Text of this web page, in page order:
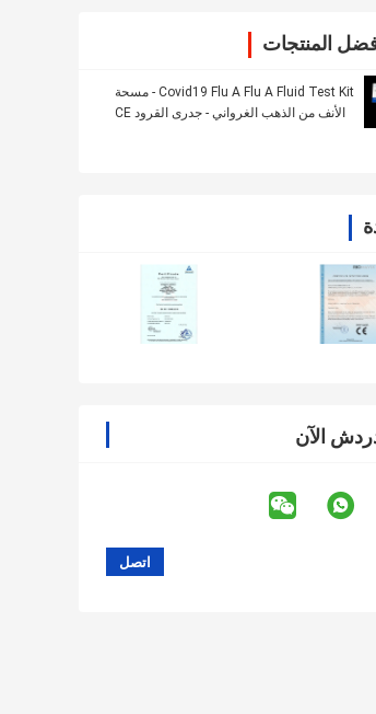
المنتجات
Covid19 Flu A Flu A Fluid Test Kit - مسحة
الأنف من الذهب الغرواني - جدرى القرود CE
الآن